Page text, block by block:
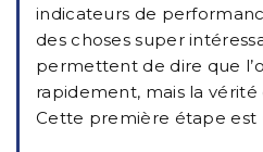
indicateurs de
des choses super
permettent de dire que
rapidement, mais la
Cette première étape est